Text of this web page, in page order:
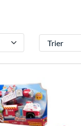
Trier